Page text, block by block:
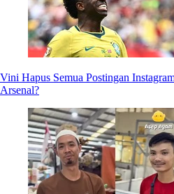
Vini Hapus Semua Postingan
Arsenal?